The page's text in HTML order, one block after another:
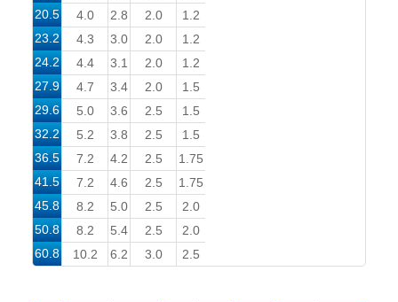
20.5
4.0 2.8 2.0
1.2
23.2
4.3 3.0 2.0
1.2
24.2
4.4 3.1 2.0
1.2
27.9
4.7 3.4 2.0
1.5
29.6
5.0 3.6 2.5
1.5
32.2
5.2 3.8 2.5
1.5
36.5
7.2 4.2 2.5
1.75
41.5
7.2 4.6 2.5
1.75
45.8
8.2 5.0 2.5
2.0
50.8
8.2 5.4 2.5
2.0
60.8
10.2 6.2 3.0 2.5